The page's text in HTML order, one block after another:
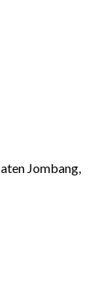
Jombang,